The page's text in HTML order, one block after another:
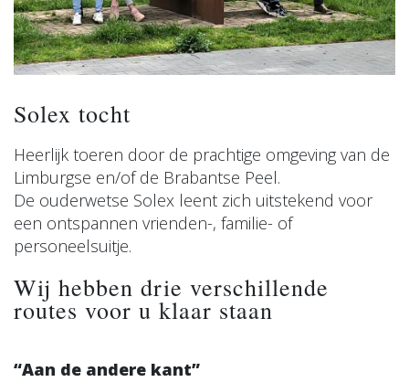
Solex tocht
Heerlijk toeren door de prachtige omgeving van de
Limburgse en/of de Brabantse Peel.
De ouderwetse Solex leent zich uitstekend voor
een ontspannen vrienden-, familie- of
personeelsuitje.
Wij hebben drie verschillende
routes voor u klaar staan
“Aan de andere kant”